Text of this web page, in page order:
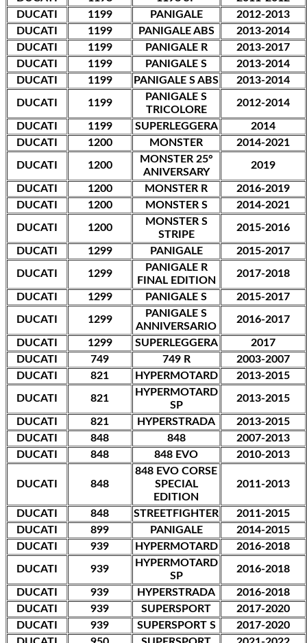
DUCATI
1199 PANIGALE
2012-2013
DUCATI
1199 PANIGALE ABS
2013-2014
DUCATI
1199 PANIGALE R
2013-2017
DUCATI
1199 PANIGALE S
2013-2014
DUCATI
1199 PANIGALE S ABS 2013-2014
DUCATI 1199
PANIGALE S
TRICOLORE
2012-2014
DUCATI 1199 SUPERLEGGERA
2014
DUCATI
1200 MONSTER 2014-2021
DUCATI 1200
MONSTER 25°
ANIVERSARY
2019
DUCATI 1200 MONSTER R
2016-2019
DUCATI
1200 MONSTER S 2014-2021
DUCATI 1200
MONSTER S
STRIPE
2015-2016
DUCATI 1299 PANIGALE 2015-2017
DUCATI 1299
PANIGALE R
FINAL EDITION
2017-2018
DUCATI 1299 PANIGALE S 2015-2017
DUCATI 1299
PANIGALE S
ANNIVERSARIO
2016-2017
DUCATI 1299 SUPERLEGGERA
2017
DUCATI
749 749 R
2003-2007
DUCATI
821 HYPERMOTARD 2013-2015
DUCATI 821
HYPERMOTARD
SP
2013-2015
DUCATI 821 HYPERSTRADA
2013-2015
DUCATI
848 848
2007-2013
DUCATI
848 848 EVO 2010-2013
DUCATI 848
848 EVO CORSE
SPECIAL
EDITION
2011-2013
DUCATI 848 STREETFIGHTER
2011-2015
DUCATI
899 PANIGALE
2014-2015
DUCATI
939 HYPERMOTARD 2016-2018
DUCATI 939
HYPERMOTARD
SP
2016-2018
DUCATI 939 HYPERSTRADA
2016-2018
DUCATI
939 SUPERSPORT
2017-2020
DUCATI
939 SUPERSPORT S
2017-2020